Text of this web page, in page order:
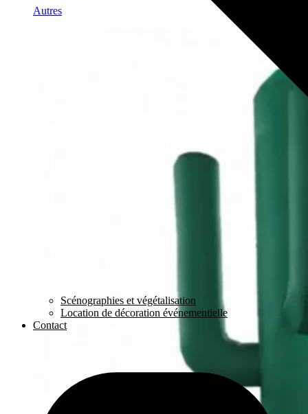
Autres
Scénographies et végétalisation
Location de décoration événementielle
Contact